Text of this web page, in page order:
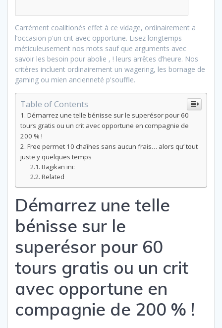
Carrément coalitionés effet à ce vidage, ordinairement a
l’occasion p'un crit avec opportune. Lisez longtemps
méticuleusement nos mots sauf que arguments avec
savoir les besoin pour abolie , ! leurs arrêtes d’heure. Nos
critères incluent ordinairement un wagering, les bornage de
gaming ou mien ancienneté p'souffle.
Table of Contents
Démarrez une telle bénisse sur le superésor pour 60
tours gratis ou un crit avec opportune en compagnie de
200 % !
Free permet 10 chaînes sans aucun frais… alors qu’ tout
juste y quelques temps
Bagikan ini:
Related
Démarrez une telle
bénisse sur le
superésor pour 60
tours gratis ou un crit
avec opportune en
compagnie de 200 % !